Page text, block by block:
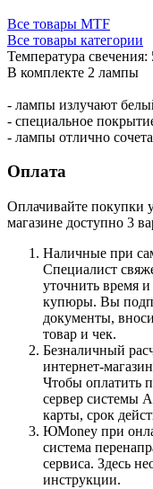
Все товары MTF
Все товары категории
Температура
В комплекте 2 лампы
- лампы излучают
- специальное
- лампы отлично
Оплата
Оплачивайте покупки
магазине доступно 3
Наличные при
Специалист
уточнить время
купюры. Вы
документы,
товар и чек.
Безналичный
интернет-
Чтобы оплатить
сервер системы
карты, срок
ЮMoney при
система
сервиса. Здесь
инструкции.